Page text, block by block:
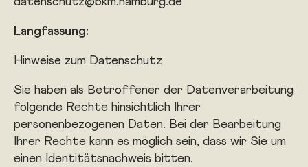
Langfassung:
Hinweise zum Datenschutz
Sie haben als Betroffener der Datenverarbeitung
folgende Rechte hinsichtlich Ihrer
personenbezogenen Daten. Bei der Bearbeitung
Ihrer Rechte kann es möglich sein, dass wir Sie um
einen Identitätsnachweis bitten.